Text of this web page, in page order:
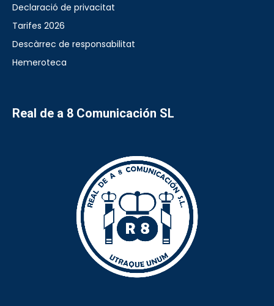
Declaració de privacitat
Tarifes 2026
Descàrrec de responsabilitat
Hemeroteca
Real de a 8 Comunicación SL